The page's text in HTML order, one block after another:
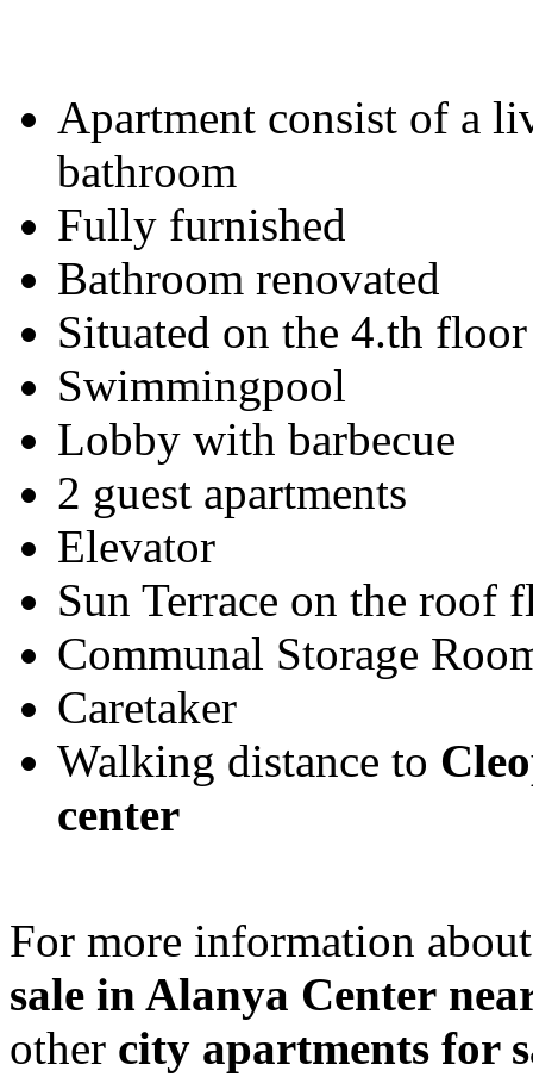
Apartment consist of a
bathroom
Fully furnished
Bathroom renovated
Situated on the 4.th floor
Swimmingpool
Lobby with barbecue
2 guest apartments
Elevator
Sun Terrace on the roof
Communal Storage
Caretaker
Walking distance to
center
For more information about
sale in Alanya Center
other city apartments for